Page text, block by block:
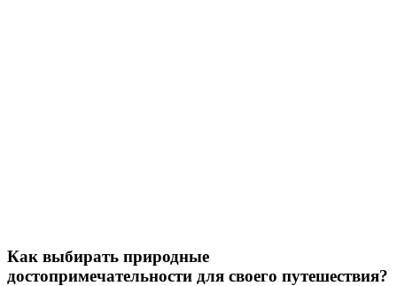
Как выбирать природные
достопримечательности для своего путешествия?